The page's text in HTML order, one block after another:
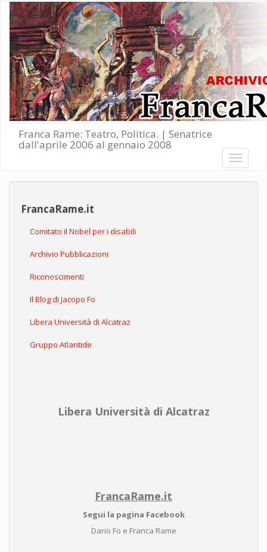
Salta al contenuto principale
Franca Rame: Teatro, Politica. | Senatrice
dall'aprile 2006 al gennaio 2008
Toggle
FrancaRame.it
Comitato il Nobel per i disabili
Archivio Pubblicazioni
Riconoscimenti
Il Blog di Jacopo Fo
Libera Università di Alcatraz
Gruppo Atlantide
Libera Università di Alcatraz
FrancaRame.it
Segui la pagina Facebook
Dario Fo e Franca Rame